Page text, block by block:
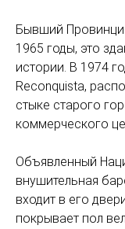
Бывший
1965 годы, это
истории. В 1974
Reconquista,
стыке старого
коммерческого
Объявленный
внушительная
входит в его
покрывает пол